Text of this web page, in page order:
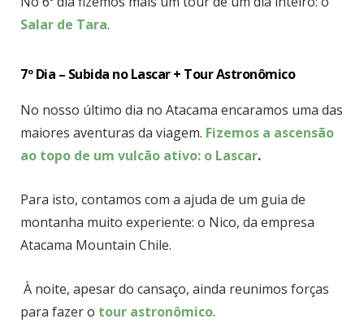
Salar de Tara.
7º Dia – Subida no Lascar + Tour Astronômico
No nosso último dia no Atacama encaramos uma das
maiores aventuras da viagem. Fizemos a ascensão
ao topo de um vulcão ativo: o Lascar.
Para isto, contamos com a ajuda de um guia de
montanha muito experiente: o Nico, da empresa
Atacama Mountain Chile.
À noite, apesar do cansaço, ainda reunimos forças
para fazer o tour astronômico.